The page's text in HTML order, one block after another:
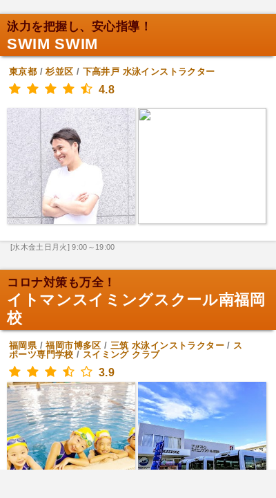
泳力を把握し、安心指導！
SWIM SWIM
東京都 /杉並区 / 下高井戸 水泳インストラクター
4.8
[水木金土日月火] 9:00～19:00
コロナ対策も万全！
イトマンスイミングスクール南福岡
校
福岡県/福岡市博多区 / 三筑 水泳インストラクター/ ス
ポーツ専門学校 / スイミング クラブ
3.9